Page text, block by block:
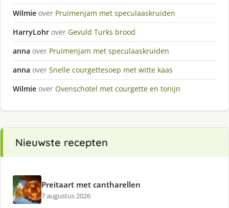
Wilmie over Pruimenjam met speculaaskruiden
HarryLohr over Gevuld Turks brood
anna over Pruimenjam met speculaaskruiden
anna over Snelle courgettesoep met witte kaas
Wilmie over Ovenschotel met courgette en tonijn
Nieuwste recepten
Preitaart met cantharellen
7 augustus 2026